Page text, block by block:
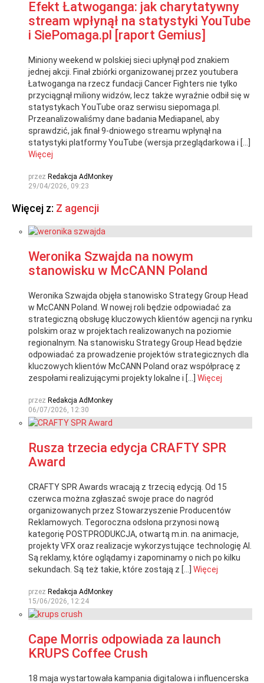
Efekt Łatwoganga: jak charytatywny
stream wpłynął na statystyki YouTube
i SiePomaga.pl [raport Gemius]
Miniony weekend w polskiej sieci upłynął pod znakiem
jednej akcji. Finał zbiórki organizowanej przez youtubera
Łatwoganga na rzecz fundacji Cancer Fighters nie tylko
przyciągnął miliony widzów, lecz także wyraźnie odbił się w
statystykach YouTube oraz serwisu siepomaga.pl.
Przeanalizowaliśmy dane badania Mediapanel, aby
sprawdzić, jak finał 9-dniowego streamu wpłynął na
statystyki platformy YouTube (wersja przeglądarkowa i […]
Więcej
przez Redakcja AdMonkey
29/04/2026, 09:23
Więcej z: Z agencji
Weronika Szwajda na nowym
stanowisku w McCANN Poland
Weronika Szwajda objęła stanowisko Strategy Group Head
w McCANN Poland. W nowej roli będzie odpowiadać za
strategiczną obsługę kluczowych klientów agencji na rynku
polskim oraz w projektach realizowanych na poziomie
regionalnym. Na stanowisku Strategy Group Head będzie
odpowiadać za prowadzenie projektów strategicznych dla
kluczowych klientów McCANN Poland oraz współpracę z
zespołami realizującymi projekty lokalne i […] Więcej
przez Redakcja AdMonkey
06/07/2026, 12:30
Rusza trzecia edycja CRAFTY SPR
Award
CRAFTY SPR Awards wracają z trzecią edycją. Od 15
czerwca można zgłaszać swoje prace do nagród
organizowanych przez Stowarzyszenie Producentów
Reklamowych. Tegoroczna odsłona przynosi nową
kategorię POSTPRODUKCJA, otwartą m.in. na animacje,
projekty VFX oraz realizacje wykorzystujące technologię AI.
Są reklamy, które oglądamy i zapominamy o nich po kilku
sekundach. Są też takie, które zostają z […] Więcej
przez Redakcja AdMonkey
15/06/2026, 12:24
Cape Morris odpowiada za launch
KRUPS Coffee Crush
18 maja wystartowała kampania digitalowa i influencerska